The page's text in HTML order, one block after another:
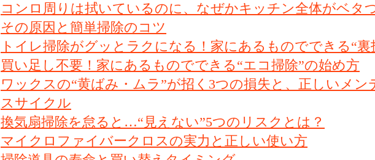
コンロ周りは拭いているのに、なぜかキッチン全体がベタ
その原因と簡単掃除のコツ
トイレ掃除がグッとラクになる！家にあるものでできる“裏
買い足し不要！家にあるものでできる“エコ掃除”の始め方
ワックスの“黄ばみ・ムラ”が招く3つの損失と、正しいメン
スサイクル
換気扇掃除を怠ると…“見えない”5つのリスクとは？
マイクロファイバークロスの実力と正しい使い方